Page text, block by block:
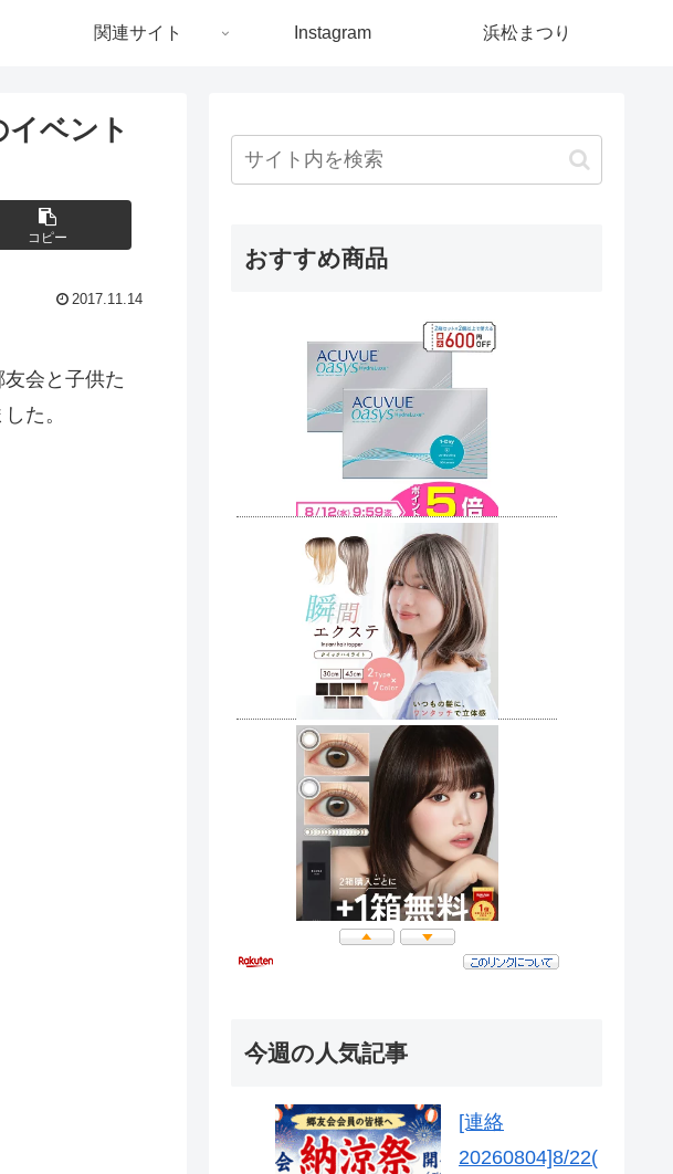
関連サイト Instagram 浜松まつり
ベント
コピー
2017.11.14
会と子供た
た。
おすすめ商品
今週の人気記事
[連絡
20260804]8/22(